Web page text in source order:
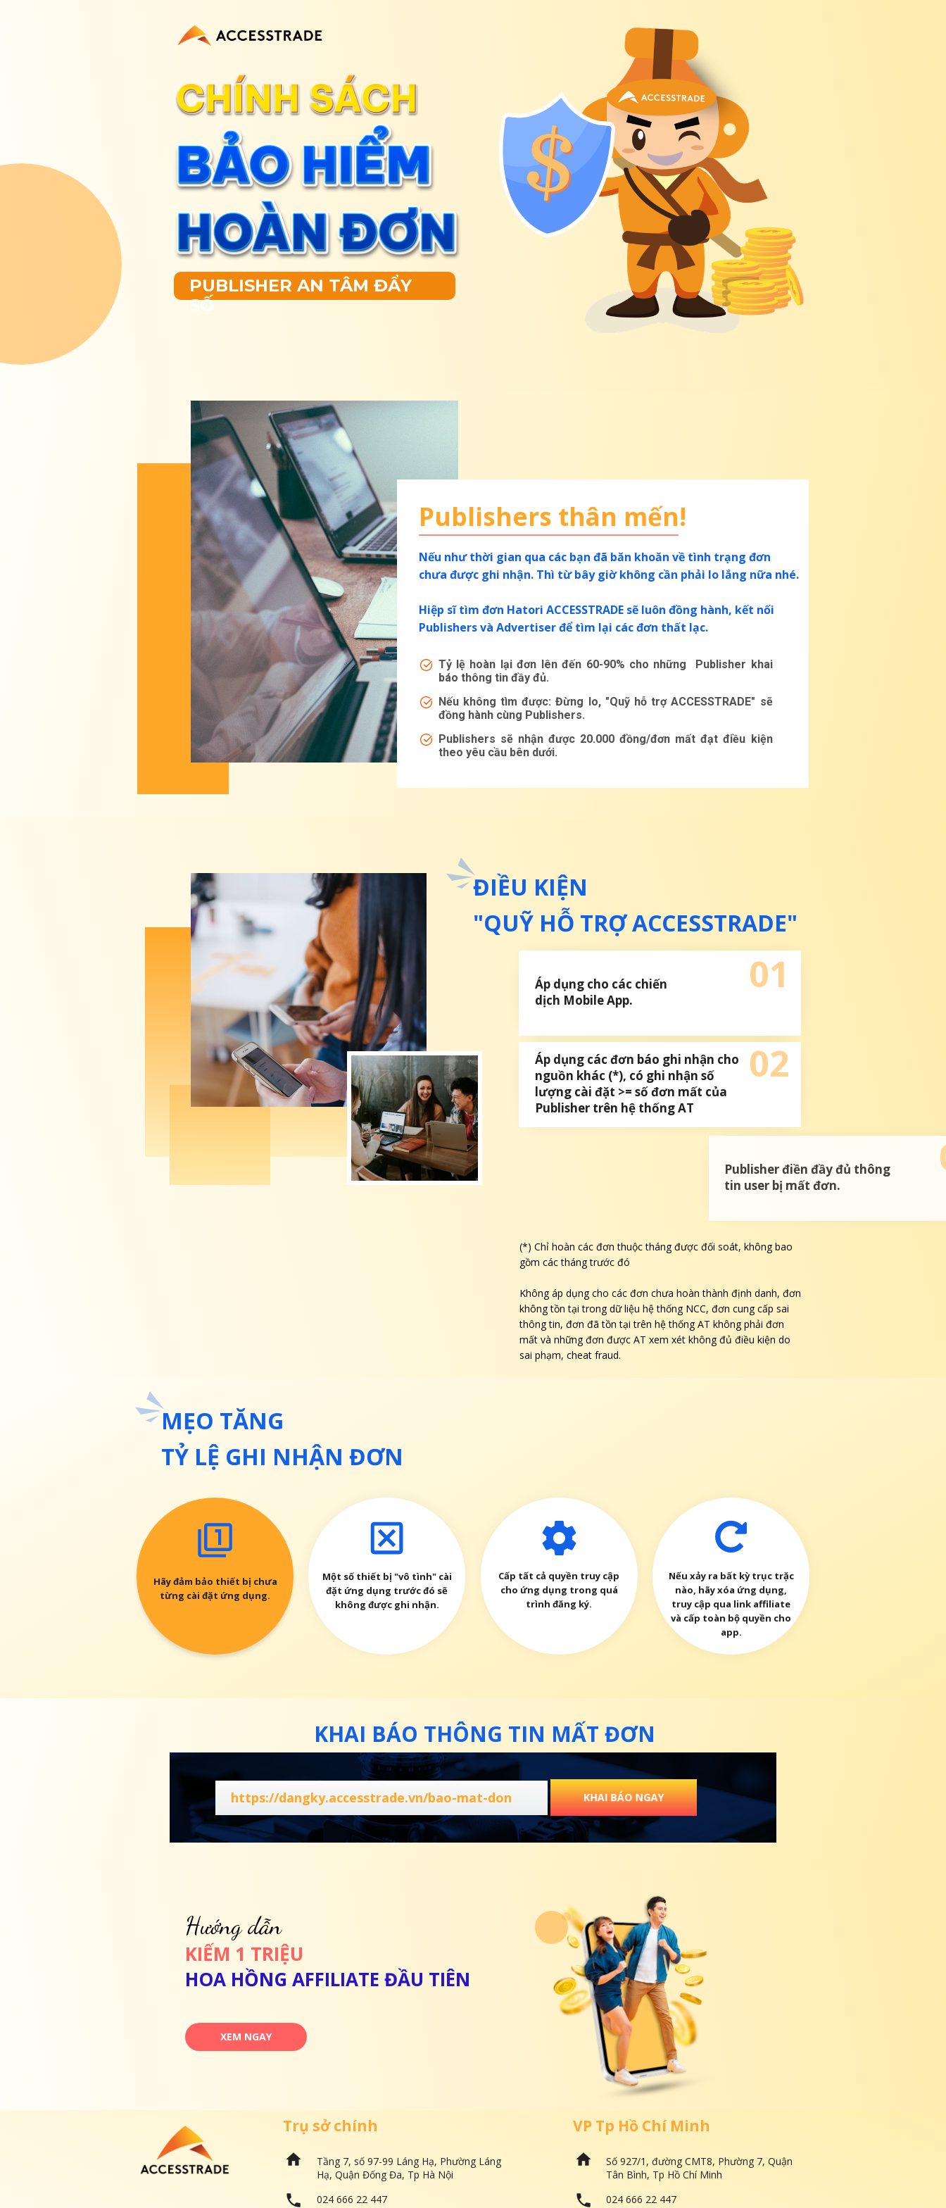
PUBLISHER AN TÂM ĐẨY
SỐ
Tỷ lệ hoàn lại đơn lên đến 60-90% cho những Publisher khai
báo thông tin đầy đủ.
Nếu không tìm được: Đừng lo, "Quỹ hỗ trợ ACCESSTRADE" sẽ
đồng hành cùng Publishers.
Publishers sẽ nhận được 20.000 đồng/đơn mất đạt điều kiện
theo yêu cầu bên dưới.
Nếu như thời gian qua các bạn đã băn khoăn về tình trạng đơn
chưa được ghi nhận. Thì từ bây giờ không cần phải lo lắng nữa nhé.
Hiệp sĩ tìm đơn Hatori ACCESSTRADE sẽ luôn đồng hành, kết nối
Publishers và Advertiser để tìm lại các đơn thất lạc.
Publishers thân mến!
ĐIỀU KIỆN
"QUỸ HỖ TRỢ ACCESSTRADE"
02
Áp dụng các đơn báo ghi nhận cho
nguồn khác (*), có ghi nhận số
lượng cài đặt >= số đơn mất của
Publisher trên hệ thống AT
01
Áp dụng cho các chiến
dịch Mobile App.
03
(*) Chỉ hoàn các đơn thuộc tháng được đối soát, không bao
gồm các tháng trước đó
Không áp dụng cho các đơn chưa hoàn thành định danh, đơn
không tồn tại trong dữ liệu hệ thống NCC, đơn cung cấp sai
thông tin, đơn đã tồn tại trên hệ thống AT không phải đơn
mất và những đơn được AT xem xét không đủ điều kiện do
sai phạm, cheat fraud.
Hãy đảm bảo thiết bị chưa
từng cài đặt ứng dụng.
Một số thiết bị "vô tình" cài
đặt ứng dụng trước đó sẽ
không được ghi nhận.
Cấp tất cả quyền truy cập
cho ứng dụng trong quá
trình đăng ký.
Nếu xảy ra bất kỳ trục trặc
nào, hãy xóa ứng dụng,
truy cập qua link affiliate
và cấp toàn bộ quyền cho
app.
MẸO TĂNG
TỶ LỆ GHI NHẬN ĐƠN
https://dangky.accesstrade.vn/bao-mat-don
KHAI BÁO THÔNG TIN MẤT ĐƠN
KHAI BÁO NGAY
XEM NGAY
Hướng dẫn
HOA HỒNG AFFILIATE ĐẦU TIÊN
KIẾM 1 TRIỆU
Trụ sở chính
Tầng 7, số 97-99 Láng Hạ, Phường Láng
Hạ, Quận Đống Đa, Tp Hà Nội
024 666 22 447
VP Tp Hồ Chí Minh
Số 927/1, đường CMT8, Phường 7, Quận
Tân Bình, Tp Hồ Chí Minh
024 666 22 447